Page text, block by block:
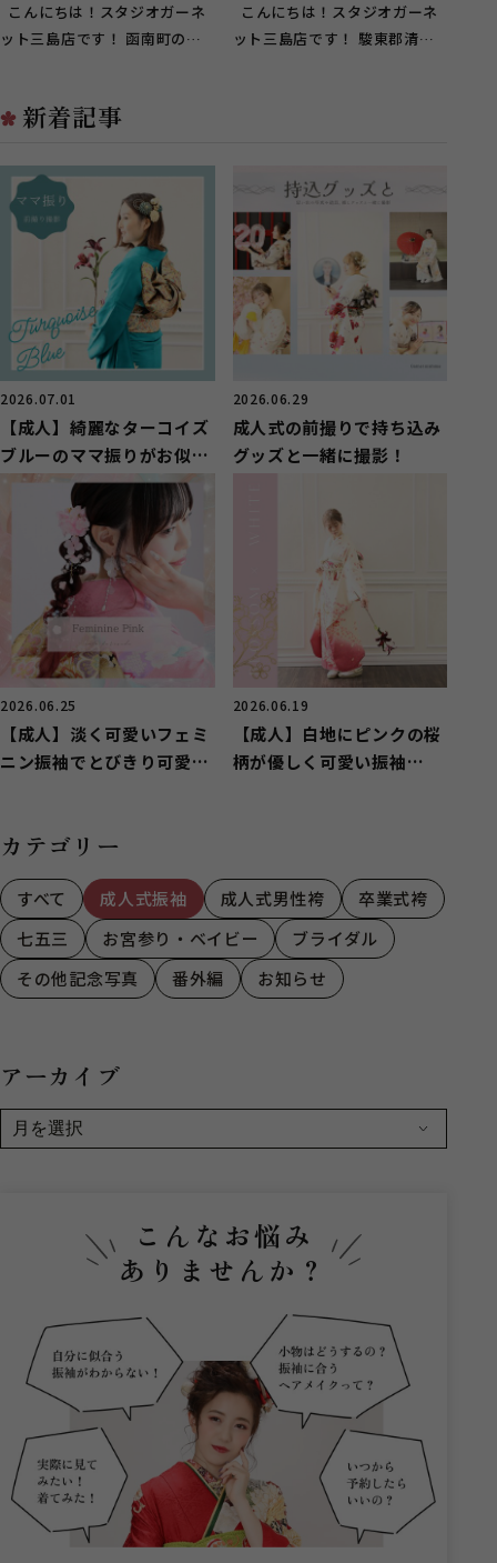
く！【函南町】
こんにちは！スタジオガーネ
ット三島店です！ 函南町のお
❀【駿東郡清水町】
こんにちは！スタジオガーネ
ット三島店です！ 駿東郡清水
新着記事
2026.07.01
【成人】綺麗なターコイズ
ブルーのママ振りがお似合
いのお嬢様【長泉町】
2026.06.29
成人式の前撮りで持ち込み
グッズと一緒に撮影！
2026.06.25
【成人】淡く可愛いフェミ
ニン振袖でとびきり可愛
2026.06.19
【成人】白地にピンクの桜
柄が優しく可愛い振袖
カテゴリー
すべて 成人式振袖 成人式男性袴
卒業式袴
七五三
お宮参り・ベイビー
ブライダル
その他記念写真
番外編 お知らせ
アーカイブ
こんなお悩み
ありませんか？